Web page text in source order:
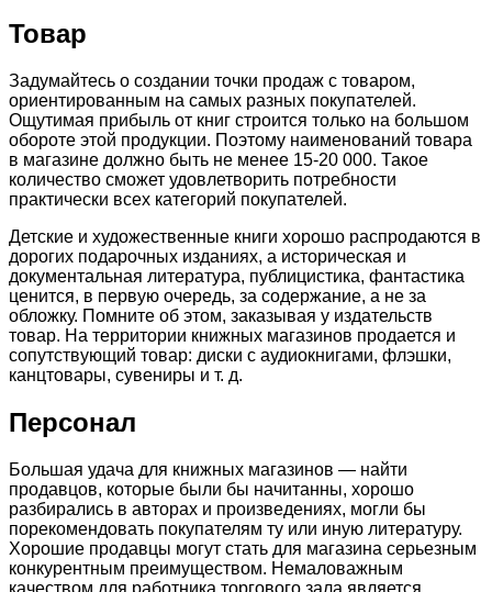
Товар
Задумайтесь о создании точки продаж с товаром,
ориентированным на самых разных покупателей.
Ощутимая прибыль от книг строится только на большом
обороте этой продукции. Поэтому наименований товара
в магазине должно быть не менее 15-20 000. Такое
количество сможет удовлетворить потребности
практически всех категорий покупателей.
Детские и художественные книги хорошо распродаются в
дорогих подарочных изданиях, а историческая и
документальная литература, публицистика, фантастика
ценится, в первую очередь, за содержание, а не за
обложку. Помните об этом, заказывая у издательств
товар. На территории книжных магазинов продается и
сопутствующий товар: диски с аудиокнигами, флэшки,
канцтовары, сувениры и т. д.
Персонал
Большая удача для книжных магазинов — найти
продавцов, которые были бы начитанны, хорошо
разбирались в авторах и произведениях, могли бы
порекомендовать покупателям ту или иную литературу.
Хорошие продавцы могут стать для магазина серьезным
конкурентным преимуществом. Немаловажным
качеством для работника торгового зала является